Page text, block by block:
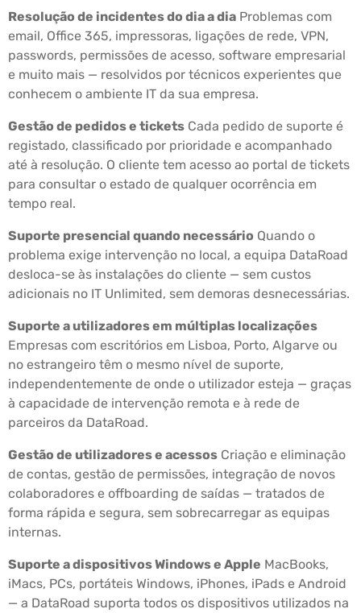
Resolução de incidentes do dia a dia Problemas com
email, Office 365, impressoras, ligações de rede, VPN,
passwords, permissões de acesso, software empresarial
e muito mais — resolvidos por técnicos experientes que
conhecem o ambiente IT da sua empresa.
Gestão de pedidos e tickets Cada pedido de suporte é
registado, classificado por prioridade e acompanhado
até à resolução. O cliente tem acesso ao portal de tickets
para consultar o estado de qualquer ocorrência em
tempo real.
Suporte presencial quando necessário Quando o
problema exige intervenção no local, a equipa DataRoad
desloca-se às instalações do cliente — sem custos
adicionais no IT Unlimited, sem demoras desnecessárias.
Suporte a utilizadores em múltiplas localizações
Empresas com escritórios em Lisboa, Porto, Algarve ou
no estrangeiro têm o mesmo nível de suporte,
independentemente de onde o utilizador esteja — graças
à capacidade de intervenção remota e à rede de
parceiros da DataRoad.
Gestão de utilizadores e acessos Criação e eliminação
de contas, gestão de permissões, integração de novos
colaboradores e offboarding de saídas — tratados de
forma rápida e segura, sem sobrecarregar as equipas
internas.
Suporte a dispositivos Windows e Apple MacBooks,
iMacs, PCs, portáteis Windows, iPhones, iPads e Android
— a DataRoad suporta todos os dispositivos utilizados na